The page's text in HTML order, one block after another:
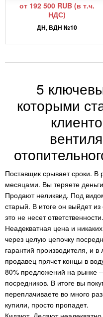
от 192 500 RUB (в т.ч.
НДС)
ДН, ВДН №10
5
которыми
Поставщик срывает сроки. В
месяцами. Вы теряете
Продают неликвид. Под
старый. В итоге он выйдет
это не несет
Неадекватная цена и
через целую цепочку
гарантий производителя, и
продавец прячет концы в
80% предложений на рынке
посредников. В итоге вы
переплачиваете во много
купили, просто пропадет.